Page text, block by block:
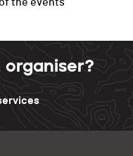
the events